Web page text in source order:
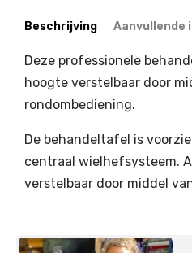
Beschrijving
Deze professionele
hoogte verstelbaar door
rondombediening.
De behandeltafel is
centraal wielhefsysteem.
verstelbaar door middel